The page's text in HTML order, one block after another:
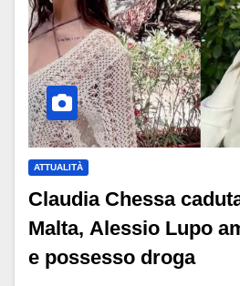
ATTUALITÀ
Claudia Chessa
Malta, Alessio Lupo
e possesso droga